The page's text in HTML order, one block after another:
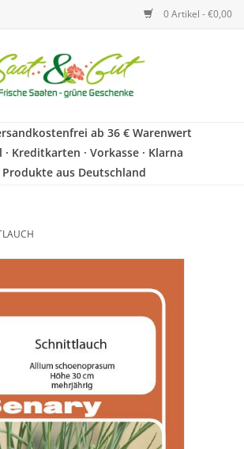
0 Artikel - €0,00
ab 36 € Warenwert
· Kreditkarten · Vorkasse · Klarna
aus Deutschland